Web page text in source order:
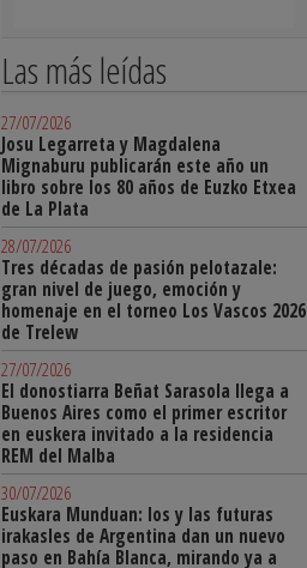
Las más leídas
27/07/2026
Josu Legarreta y Magdalena
Mignaburu publicarán este año un
libro sobre los 80 años de Euzko Etxea
de La Plata
28/07/2026
Tres décadas de pasión pelotazale:
gran nivel de juego, emoción y
homenaje en el torneo Los Vascos 2026
de Trelew
27/07/2026
El donostiarra Beñat Sarasola llega a
Buenos Aires como el primer escritor
en euskera invitado a la residencia
REM del Malba
30/07/2026
Euskara Munduan: los y las futuras
irakasles de Argentina dan un nuevo
paso en Bahía Blanca, mirando ya a